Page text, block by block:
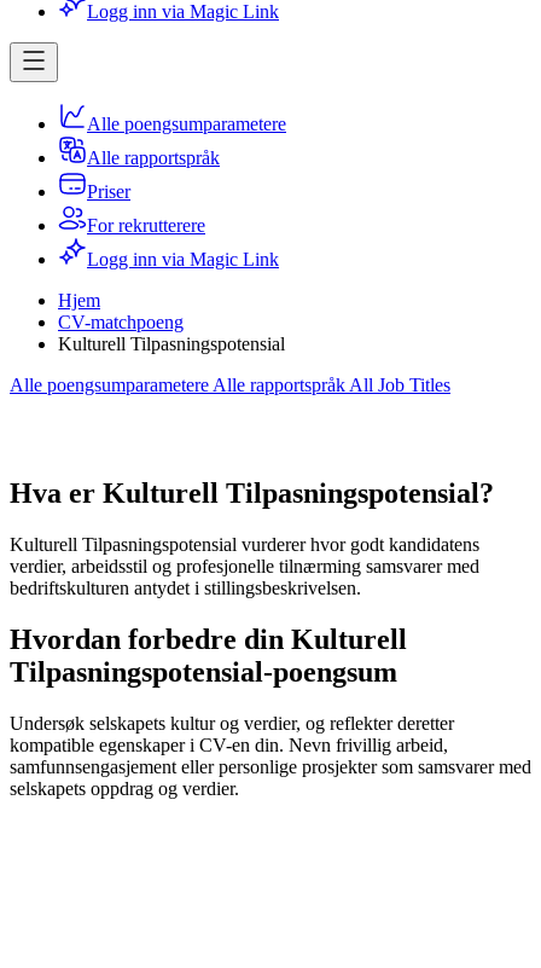
Logg inn via Magic Link
Alle poengsumparametere
Alle rapportspråk
Priser
For rekrutterere
Logg inn via Magic Link
Hjem
CV-matchpoeng
Kulturell Tilpasningspotensial
Alle poengsumparametere Alle rapportspråk All Job Titles
Hva er Kulturell Tilpasningspotensial?
Kulturell Tilpasningspotensial vurderer hvor godt kandidatens
verdier, arbeidsstil og profesjonelle tilnærming samsvarer med
bedriftskulturen antydet i stillingsbeskrivelsen.
Hvordan forbedre din Kulturell
Tilpasningspotensial-poengsum
Undersøk selskapets kultur og verdier, og reflekter deretter
kompatible egenskaper i CV-en din. Nevn frivillig arbeid,
samfunnsengasjement eller personlige prosjekter som samsvarer med
selskapets oppdrag og verdier.